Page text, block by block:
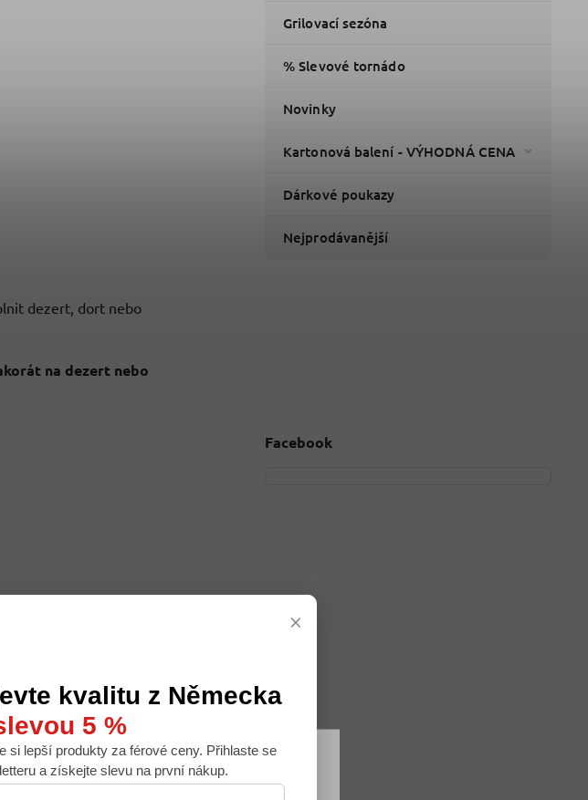
používáme k
Souhlasím
Grilovací sezóna
% Slevové tornádo
Novinky
Kartonová balení - VÝHODNÁ CENA
Dárkové poukazy
Nejprodávanější
Facebook
dezert, dort nebo
na dezert nebo
×
kvalitu z Německa
5 %
si lepší produkty za férové ceny. Přihlaste se
a získejte slevu na první nákup.